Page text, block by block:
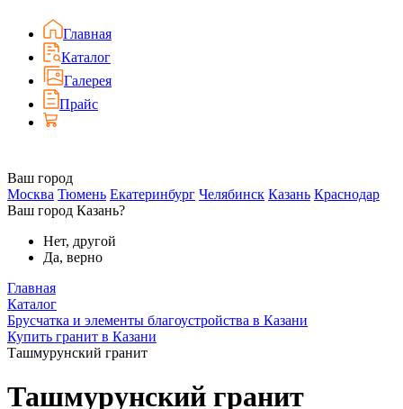
Главная
Каталог
Галерея
Прайс
Ваш город
Москва Тюмень Екатеринбург Челябинск Казань Краснодар
Ваш город Казань?
Нет, другой
Да, верно
Главная
Каталог
Брусчатка и элементы благоустройства в Казани
Купить гранит в Казани
Ташмурунский гранит
Ташмурунский гранит